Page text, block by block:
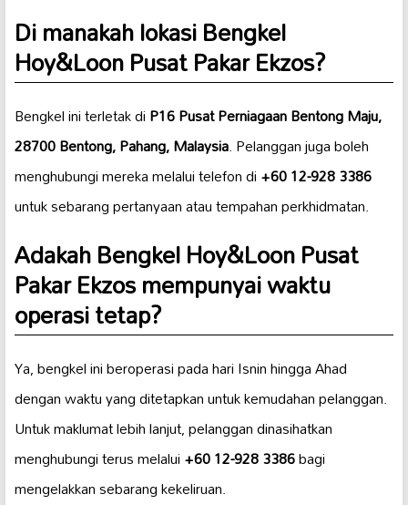
Di manakah lokasi Bengkel
Hoy&Loon Pusat Pakar Ekzos?
Bengkel ini terletak diP16 Pusat Perniagaan Bentong Maju,
28700 Bentong, Pahang, Malaysia. Pelanggan juga boleh
menghubungi mereka melalui telefon di+60 12-928 3386
untuk sebarang pertanyaan atau tempahan perkhidmatan.
Adakah Bengkel Hoy&Loon Pusat
Pakar Ekzos mempunyai waktu
operasi tetap?
Ya, bengkel ini beroperasi pada hari Isnin hingga Ahad
dengan waktu yang ditetapkan untuk kemudahan pelanggan.
Untuk maklumat lebih lanjut, pelanggan dinasihatkan
menghubungi terus melalui+60 12-928 3386bagi
mengelakkan sebarang kekeliruan.